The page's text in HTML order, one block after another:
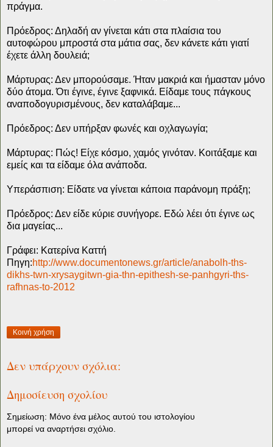
πράγμα.
Πρόεδρος: Δηλαδή αν γίνεται κάτι στα πλαίσια του
αυτοφώρου μπροστά στα μάτια σας, δεν κάνετε κάτι γιατί
έχετε άλλη δουλειά;
Μάρτυρας: Δεν μπορούσαμε. Ήταν μακριά και ήμασταν μόνο
δύο άτομα. Ότι έγινε, έγινε ξαφνικά. Είδαμε τους πάγκους
αναποδογυρισμένους, δεν καταλάβαμε...
Πρόεδρος: Δεν υπήρξαν φωνές και οχλαγωγία;
Μάρτυρας: Πώς! Είχε κόσμο, χαμός γινόταν. Κοιτάξαμε και
εμείς και τα είδαμε όλα ανάποδα.
Υπεράσπιση: Είδατε να γίνεται κάποια παράνομη πράξη;
Πρόεδρος: Δεν είδε κύριε συνήγορε. Εδώ λέει ότι έγινε ως
δια μαγείας...
Γράφει: Κατερίνα Καττή
Πηγη:http://www.documentonews.gr/article/anabolh-ths-
dikhs-twn-xrysaygitwn-gia-thn-epithesh-se-panhgyri-ths-
rafhnas-to-2012
Κοινή χρήση
Δεν υπάρχουν σχόλια:
Δημοσίευση σχολίου
Σημείωση: Μόνο ένα μέλος αυτού του ιστολογίου
μπορεί να αναρτήσει σχόλιο.